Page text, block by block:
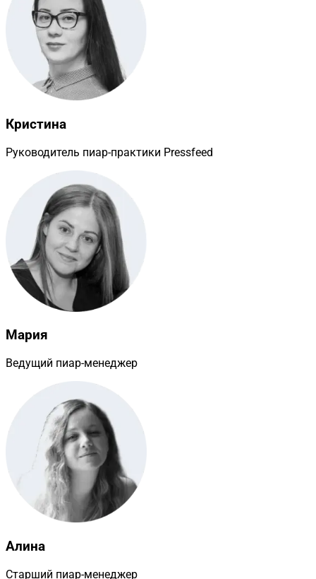
Кристина
Руководитель пиар-практики Pressfeed
Мария
Ведущий пиар-менеджер
Алина
Старший пиар-менеджер